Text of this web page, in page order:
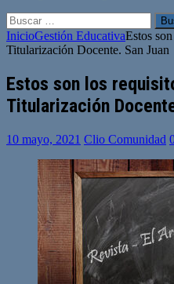
Buscar:
InicioGestión EducativaEstos
Titularización Docente. San Juan
Estos son los
Titularización
10 mayo, 2021 Clio Comunidad